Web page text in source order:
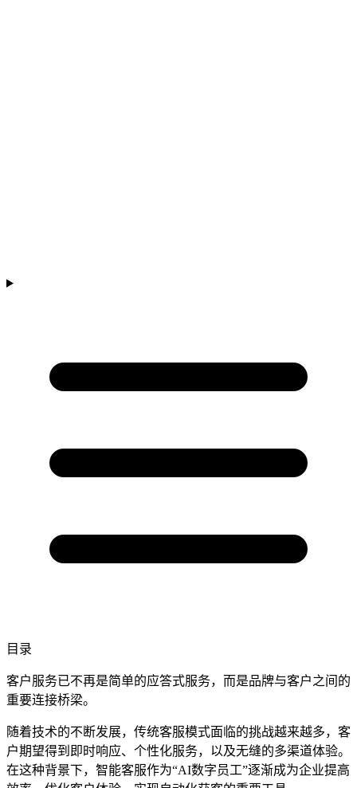
目录
客户服务已不再是简单的应答式服务，而是品牌与客户之间的
重要连接桥梁。
随着技术的不断发展，传统客服模式面临的挑战越来越多，客
户期望得到即时响应、个性化服务，以及无缝的多渠道体验。
在这种背景下，智能客服作为“AI数字员工”逐渐成为企业提高